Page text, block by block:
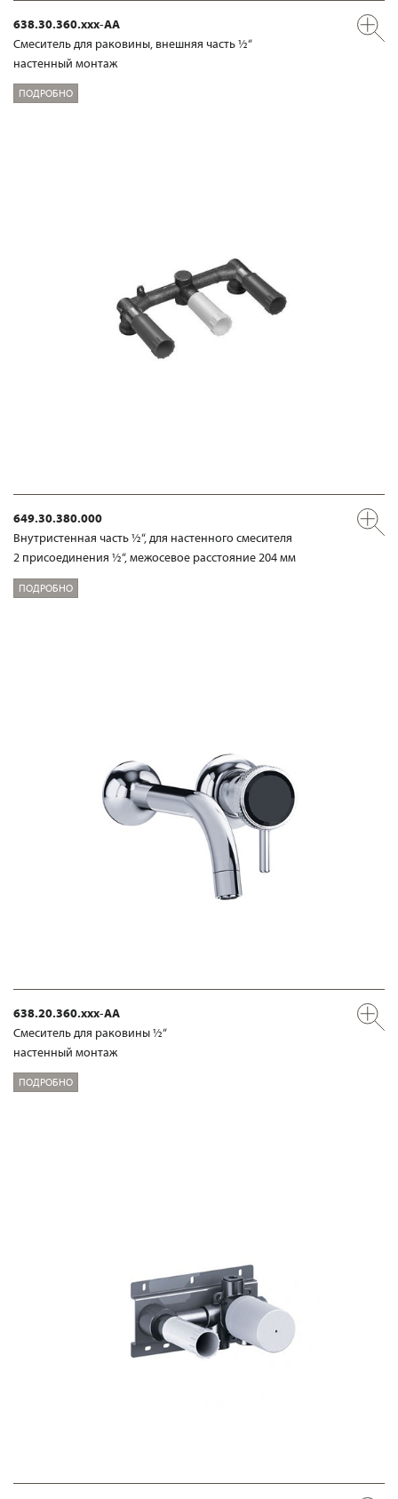
638.30.360.xxx-AA
Смеситель для раковины, внешняя часть ½“
настенный монтаж
ПОДРОБНО
649.30.380.000
Внутристенная часть ½“, для настенного смесителя
2 присоединения ½“, межосевое расстояние 204 мм
ПОДРОБНО
638.20.360.xxx-AA
Смеситель для раковины ½“
настенный монтаж
ПОДРОБНО